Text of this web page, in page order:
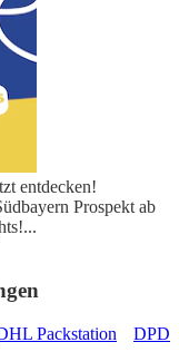
entdecken!
Prospekt ab
...
Packstation DPD